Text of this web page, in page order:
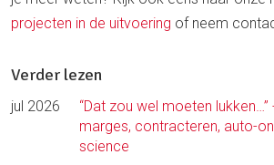
projecten in de uitvoering of neem
Verder lezen
jul 2026
“Dat zou wel moeten lukken…”
marges, contracteren, auto-
science